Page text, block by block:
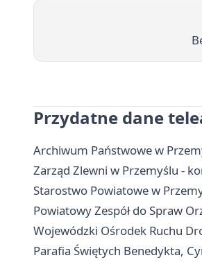
Przydatne dane
Archiwum Państwowe w
Zarząd Zlewni w Przemyślu -
Starostwo Powiatowe w
Powiatowy Zespół do Spraw
Wojewódzki Ośrodek Ruchu
Parafia Świętych Benedykta,